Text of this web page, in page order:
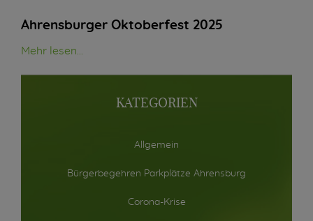
Ahrensburger Oktoberfest 2025
Mehr lesen...
KATEGORIEN
Allgemein
Bürgerbegehren Parkplätze Ahrensburg
Corona-Krise